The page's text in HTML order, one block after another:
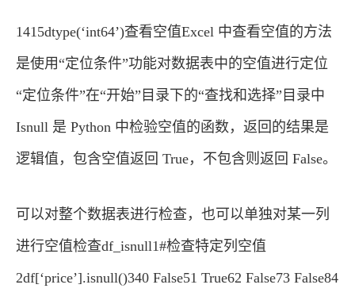
1415dtype(‘int64’)查看空值Excel 中查看空值的方法
是使用“定位条件”功能对数据表中的空值进行定位
“定位条件”在“开始”目录下的“查找和选择”目录中
Isnull 是 Python 中检验空值的函数，返回的结果是
逻辑值，包含空值返回 True，不包含则返回 False。
可以对整个数据表进行检查，也可以单独对某一列
进行空值检查df_isnull1#检查特定列空值
2df[‘price’].isnull()340 False51 True62 False73 False84